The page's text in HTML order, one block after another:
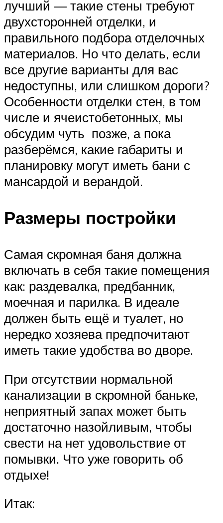
лучший — такие стены требуют
двухсторонней отделки, и
правильного подбора отделочных
материалов. Но что делать, если
все другие варианты для вас
недоступны, или слишком дороги?
Особенности отделки стен, в том
числе и ячеистобетонных, мы
обсудим чуть позже, а пока
разберёмся, какие габариты и
планировку могут иметь бани с
мансардой и верандой.
Размеры постройки
Самая скромная баня должна
включать в себя такие помещения
как: раздевалка, предбанник,
моечная и парилка. В идеале
должен быть ещё и туалет, но
нередко хозяева предпочитают
иметь такие удобства во дворе.
При отсутствии нормальной
канализации в скромной баньке,
неприятный запах может быть
достаточно назойливым, чтобы
свести на нет удовольствие от
помывки. Что уже говорить об
отдыхе!
Итак: